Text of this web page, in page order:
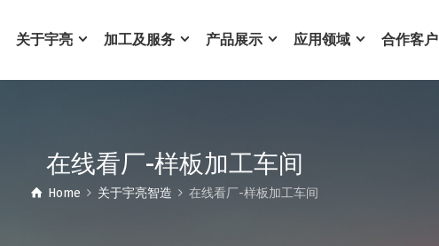
关于宇亮 加工及服务 产品展示 应用领域 合作客户
在线看厂-样板加工车间
Home 关于宇亮智造 在线看厂-样板加工车间